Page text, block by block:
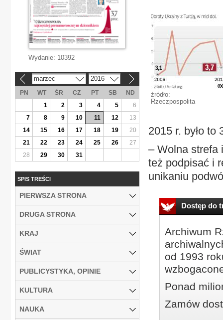
źródło:
Rzeczpospolita
2015 r. było to
– Wolna strefa
też podpisać i
unikaniu
Dostęp do
Archiwum
od 1993
Ponad
Zamów
Wydanie: 10392
marzec 2016
PN WT ŚR CZ PT SB
ND
1
2 3 4 5
6
7
8 9 10 11 12
13
14
15 16 17 18 19
20
21
22 23 24 25 26
27
28
29 30 31
SPIS TREŚCI
PIERWSZA STRONA
DRUGA STRONA
KRAJ
ŚWIAT
PUBLICYSTYKA, OPINIE
KULTURA
NAUKA